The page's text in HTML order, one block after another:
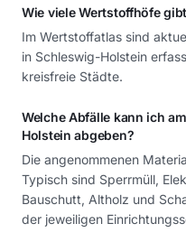
Wie viele Wertstoffhöfe
Im Wertstoffatlas sind
in Schleswig-Holstein
kreisfreie Städte.
Welche Abfälle kann ich
Holstein abgeben?
Die angenommenen
Typisch sind Sperrmüll,
Bauschutt, Altholz und
der jeweiligen